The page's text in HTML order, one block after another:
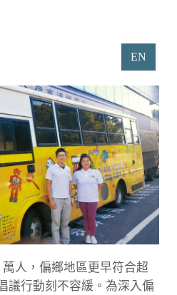
EN
人，偏鄉地區更早符合超
議行動刻不容緩。為深入偏